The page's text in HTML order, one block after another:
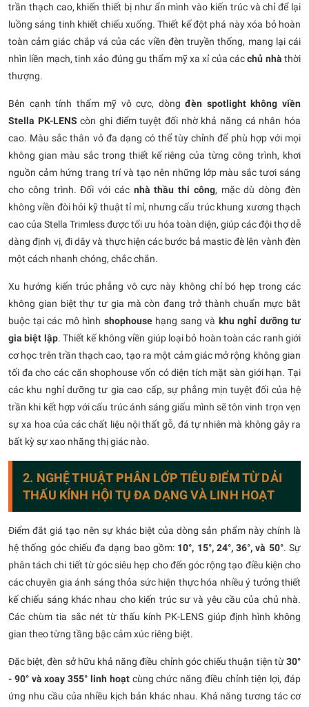
trần thạch cao, khiến thiết bị như ẩn mình vào kiến trúc và chỉ để lại
luồng sáng tinh khiết chiếu xuống. Thiết kế đột phá này xóa bỏ hoàn
toàn cảm giác chắp vá của các viền đèn truyền thống, mang lại cái
nhìn liền mạch, tinh xảo đúng gu thẩm mỹ xa xỉ của cácchủ nhà thời
thượng.
Bên cạnh tính thẩm mỹ vô cực, dòngđèn spotlight không viền
Stella PK-LENS còn ghi điểm tuyệt đối nhờ khả năng cá nhân hóa
cao. Màu sắc thân vỏ đa dạng có thể tùy chỉnh để phù hợp với mọi
không gian màu sắc trong thiết kế riêng của từng công trình, khơi
nguồn cảm hứng trang trí và tạo nên những lớp màu sắc tươi sáng
cho công trình. Đối với các nhà thầu thi công, mặc dù dòng đèn
không viền đòi hỏi kỹ thuật tỉ mỉ, nhưng cấu trúc khung xương thạch
cao của Stella Trimless được tối ưu hóa toàn diện, giúp các đội thợ dễ
dàng định vị, đi dây và thực hiện các bước bả mastic đè lên vành đèn
một cách nhanh chóng, chắc chắn.
Xu hướng kiến trúc phẳng vô cực này không chỉ bó hẹp trong các
không gian biệt thự tư gia mà còn đang trở thành chuẩn mực bắt
buộc tại các mô hình shophousehạng sang và khu nghỉ dưỡng tư
gia biệt lập. Thiết kế không viền giúp loại bỏ hoàn toàn các ranh giới
cơ học trên trần thạch cao, tạo ra một cảm giác mở rộng không gian
tối đa cho các căn shophouse vốn có diện tích mặt sàn giới hạn. Tại
các khu nghỉ dưỡng tư gia cao cấp, sự phẳng mịn tuyệt đối của hệ
trần khi kết hợp với cấu trúc ánh sáng giấu mình sẽ tôn vinh trọn vẹn
sự xa hoa của các chất liệu nội thất gỗ, đá tự nhiên mà không gây ra
bất kỳ sự xao nhãng thị giác nào.
2. NGHỆ THUẬT PHÂN LỚP TIÊU ĐIỂM TỪ DẢI
THẤU KÍNH HỘI TỤ ĐA DẠNG VÀ LINH HOẠT
Điểm đắt giá tạo nên sự khác biệt của dòng sản phẩm này chính là
hệ thống góc chiếu đa dạng bao gồm: 10°, 15°, 24°, 36°, và 50°. Sự
phân tách chi tiết từ góc siêu hẹp cho đến góc rộng tạo điều kiện cho
các chuyên gia ánh sáng thỏa sức hiện thực hóa nhiều ý tưởng thiết
kế chiếu sáng khác nhau cho kiến trúc sư và yêu cầu của chủ nhà.
Các chùm tia sắc nét từ thấu kính PK-LENS giúp định hình không
gian theo từng tầng bậc cảm xúc riêng biệt.
Đặc biệt, đèn sở hữu khả năng điều chỉnh góc chiếu thuận tiện từ30°
- 90° và xoay 355° linh hoạtcùng chức năng điều chỉnh tiện lợi, đáp
ứng nhu cầu của nhiều kịch bản khác nhau. Khả năng tương tác cơ